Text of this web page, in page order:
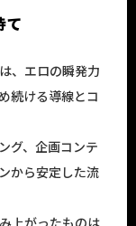
て
、エロの瞬発力
続ける導線とコ
グ、企画コンテ
から安定した流